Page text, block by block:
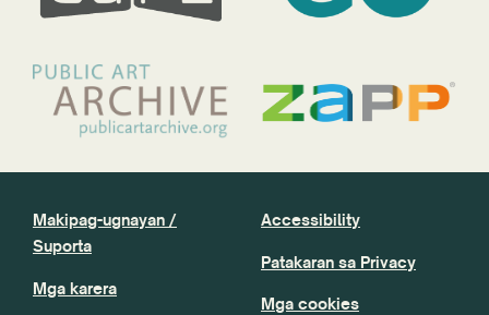
Makipag-ugnayan /
Suporta
Mga karera
Accessibility
Patakaran sa Privacy
Mga cookies